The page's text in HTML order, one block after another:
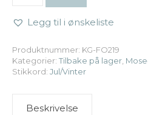
Legg til i ønskeliste
Produktnummer: KG-FO219
Kategorier: Tilbake på lager
Stikkord: Jul/Vinter
Beskrivelse